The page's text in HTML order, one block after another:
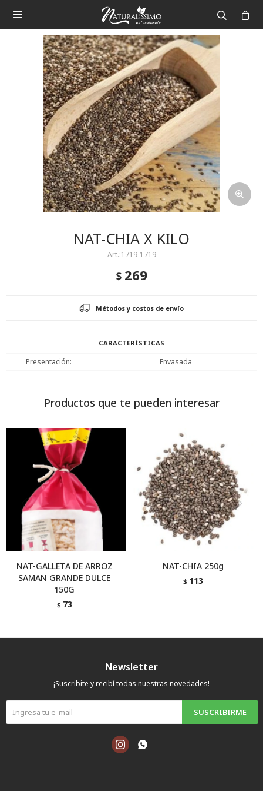

NAT-CHIA X KILO
1719-1719
$ 269
Métodos y costos de envío
CARACTERÍSTICAS
Presentación Envasada
Productos que te pueden interesar
NAT-GALLETA DE ARROZ
SAMAN GRANDE DULCE
150G
$ 73
NAT-CHIA 250g
$ 113
Newsletter
¡Suscribite y recibí todas nuestras novedades!
SUSCRIBIRME
 